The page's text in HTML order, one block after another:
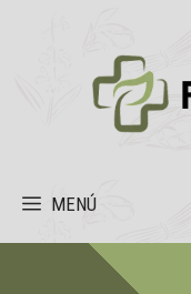
MENÚ